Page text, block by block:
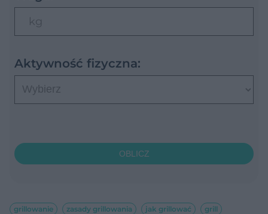
kg
Aktywność fizyczna:
OBLICZ
grillowanie zasady grillowania jak grillować grill